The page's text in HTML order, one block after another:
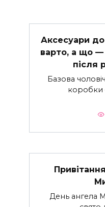
Аксесуари
варто, а що —
після
Базова
коробки
День ангела